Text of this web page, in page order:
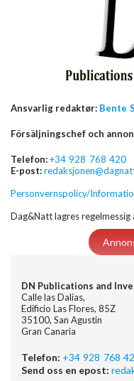
Ansvarlig redaktør: Bente
Försäljningschef och
Telefon:+34 928 768 420
E-post:
Personvernspolicy/
Dag&Natt lagres
DN Publications and
Calle las Dalias,
Edificio Las Flores, 85Z
35100, San Agustin
Gran Canaria
Telefon: +34 928 768
Send oss en epost: